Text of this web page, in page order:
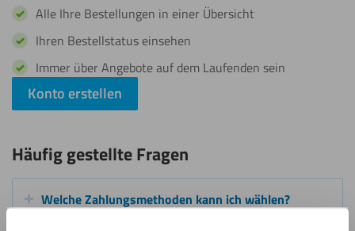
Alle Ihre Bestellungen in einer Übersicht
Ihren Bestellstatus einsehen
Immer über Angebote auf dem Laufenden sein
Konto erstellen
Häufig gestellte Fragen
Welche Zahlungsmethoden kann ich wählen?